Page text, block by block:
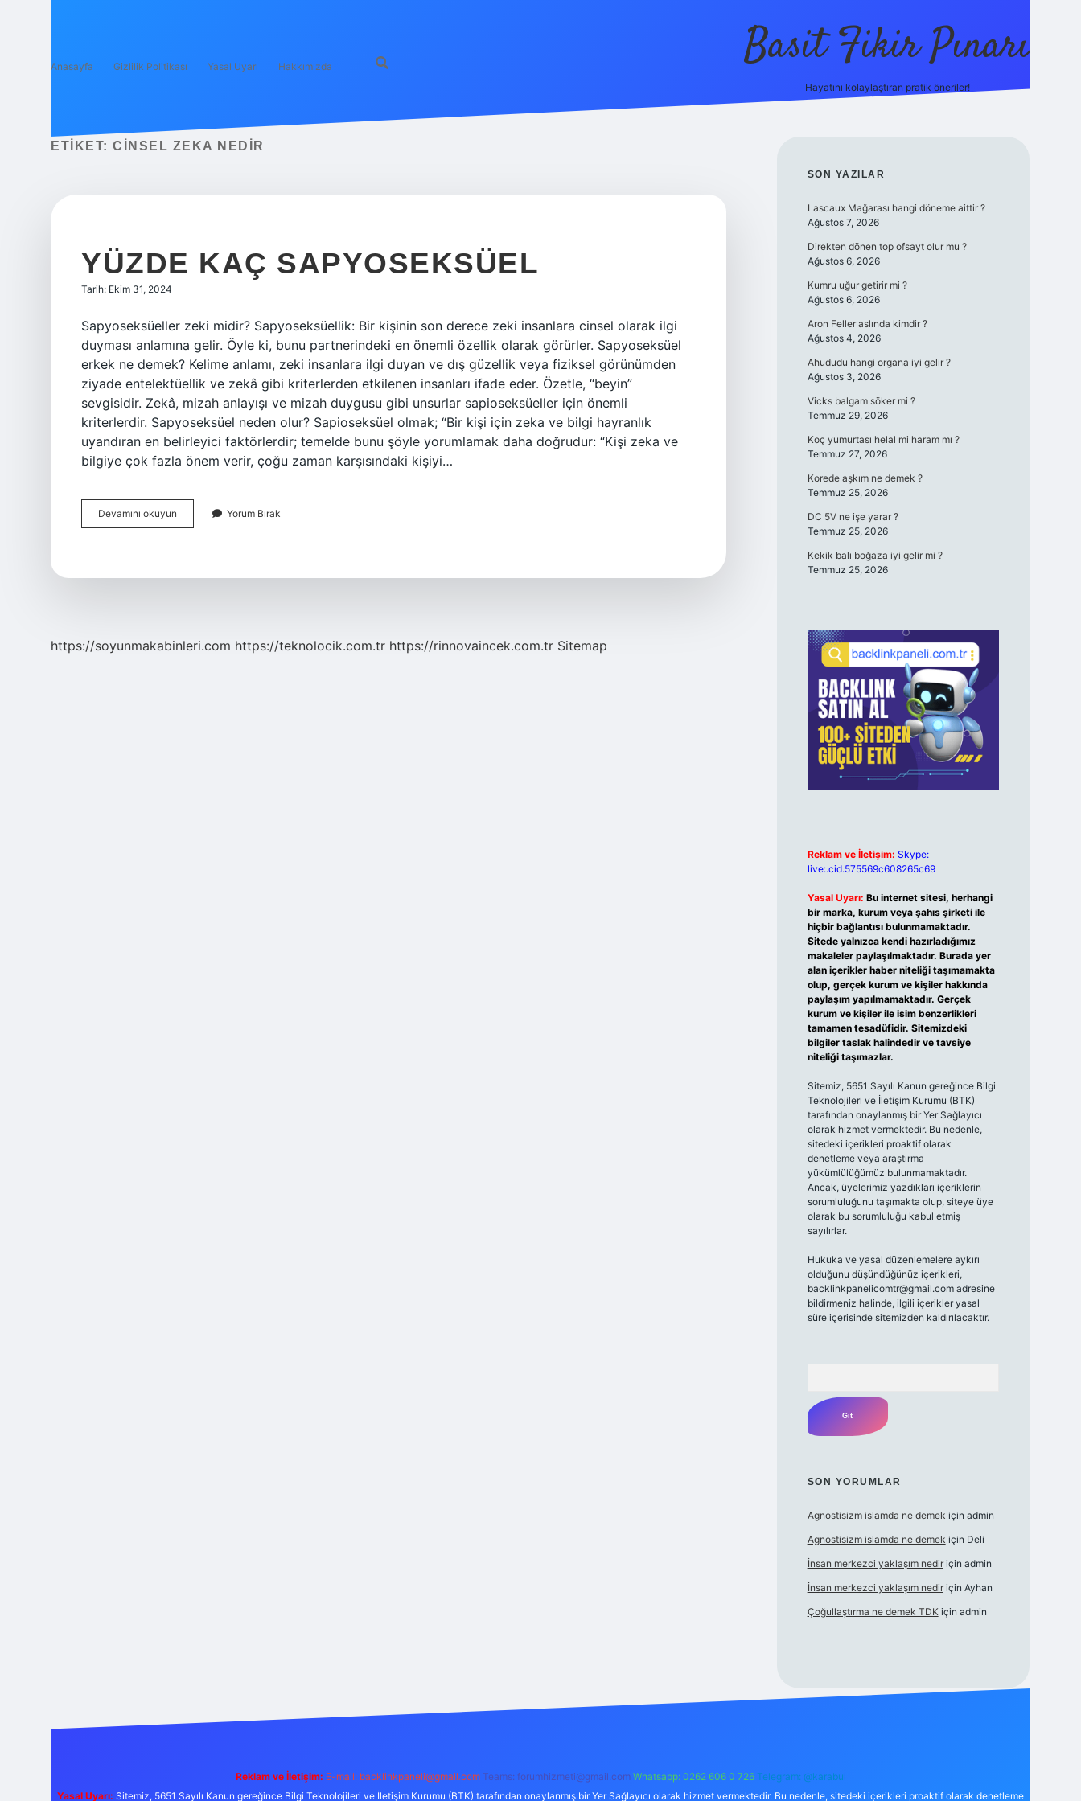
Anasayfa Gizlilik Politikası Yasal Uyarı Hakkımızda Basit Fikir Pınarı
Hayatını kolaylaştıran pratik öneriler!
ETIKET: CINSEL ZEKA NEDIR
YÜZDE KAÇ SAPYOSEKSÜEL
Tarih: Ekim 31, 2024
Sapyoseksüeller zeki midir? Sapyoseksüellik: Bir kişinin son derece zeki insanlara cinsel olarak ilgi
duyması anlamına gelir. Öyle ki, bunu partnerindeki en önemli özellik olarak görürler. Sapyoseksüel
erkek ne demek? Kelime anlamı, zeki insanlara ilgi duyan ve dış güzellik veya fiziksel görünümden
ziyade entelektüellik ve zekâ gibi kriterlerden etkilenen insanları ifade eder. Özetle, “beyin”
sevgisidir. Zekâ, mizah anlayışı ve mizah duygusu gibi unsurlar sapioseksüeller için önemli
kriterlerdir. Sapyoseksüel neden olur? Sapioseksüel olmak; “Bir kişi için zeka ve bilgi hayranlık
uyandıran en belirleyici faktörlerdir; temelde bunu şöyle yorumlamak daha doğrudur: “Kişi zeka ve
bilgiye çok fazla önem verir, çoğu zaman karşısındaki kişiyi…
Devamını okuyun
Kaç
Yorum Bırak
https://soyunmakabinleri.com https://teknolocik.com.tr https://rinnovaincek.com.tr Sitemap
SIDEBAR
SON YAZILAR
Lascaux Mağarası hangi döneme aittir ?
Ağustos 7, 2026
Direkten dönen top ofsayt olur mu ?
Ağustos 6, 2026
Kumru uğur getirir mi ?
Ağustos 6, 2026
Aron Feller aslında kimdir ?
Ağustos 4, 2026
Ahududu hangi organa iyi gelir ?
Ağustos 3, 2026
Vicks balgam söker mi ?
Temmuz 29, 2026
Koç yumurtası helal mi haram mı ?
Temmuz 27, 2026
Korede aşkım ne demek ?
Temmuz 25, 2026
DC 5V ne işe yarar ?
Temmuz 25, 2026
Kekik balı boğaza iyi gelir mi ?
Temmuz 25, 2026
Reklam ve İletişim: Skype:
live:.cid.575569c608265c69
Yasal Uyarı: Bu internet sitesi, herhangi
bir marka, kurum veya şahıs şirketi ile
hiçbir bağlantısı bulunmamaktadır.
Sitede yalnızca kendi hazırladığımız
makaleler paylaşılmaktadır. Burada yer
alan içerikler haber niteliği taşımamakta
olup, gerçek kurum ve kişiler hakkında
paylaşım yapılmamaktadır. Gerçek
kurum ve kişiler ile isim benzerlikleri
tamamen tesadüfidir. Sitemizdeki
bilgiler taslak halindedir ve tavsiye
niteliği taşımazlar.
Sitemiz, 5651 Sayılı Kanun gereğince Bilgi
Teknolojileri ve İletişim Kurumu (BTK)
tarafından onaylanmış bir Yer Sağlayıcı
olarak hizmet vermektedir. Bu nedenle,
sitedeki içerikleri proaktif olarak
denetleme veya araştırma
yükümlülüğümüz bulunmamaktadır.
Ancak, üyelerimiz yazdıkları içeriklerin
sorumluluğunu taşımakta olup, siteye üye
olarak bu sorumluluğu kabul etmiş
sayılırlar.
Hukuka ve yasal düzenlemelere aykırı
olduğunu düşündüğünüz içerikleri,
backlinkpanelicomtr@gmail.comadresine
bildirmeniz halinde, ilgili içerikler yasal
süre içerisinde sitemizden kaldırılacaktır.
SON YORUMLAR
Agnostisizm islamda ne demek için admin
Agnostisizm islamda ne demek için Deli
İnsan merkezci yaklaşım nediriçin admin
İnsan merkezci yaklaşım nediriçin Ayhan
Çoğullaştırma ne demek TDKiçin admin
Reklam ve İletişim: E-mail: backlinkpaneli@gmail.com Teams: forumhizmeti@gmail.com Whatsapp: 0262 606 0 726 Telegram: @karabul
Yasal Uyarı: Sitemiz, 5651 Sayılı Kanun gereğince Bilgi Teknolojileri ve İletişim Kurumu (BTK) tarafından onaylanmış bir Yer Sağlayıcı olarak hizmet vermektedir. Bu nedenle, sitedeki içerikleri proaktif olarak denetleme